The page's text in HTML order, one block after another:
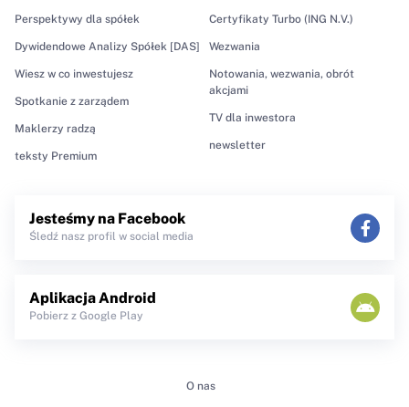
Perspektywy dla spółek
Dywidendowe Analizy Spółek [DAS]
Wiesz w co inwestujesz
Spotkanie z zarządem
Maklerzy radzą
teksty Premium
Certyfikaty Turbo (ING N.V.)
Wezwania
Notowania, wezwania, obrót
akcjami
TV dla inwestora
newsletter
Jesteśmy na Facebook
Śledź nasz profil w social media
Aplikacja Android
Pobierz z Google Play
O nas